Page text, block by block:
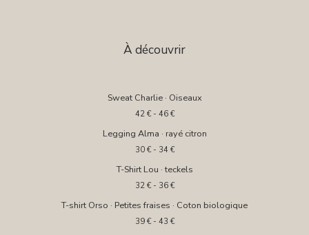
À découvrir
Sweat Charlie · Oiseaux
42 €- 46 €
Legging Alma · rayé citron
30 €- 34 €
T-Shirt Lou · teckels
32 €- 36 €
T-shirt Orso · Petites fraises · Coton biologique
39 €- 43 €